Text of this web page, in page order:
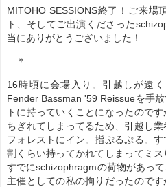
MITOHO SESSIONS終了！ご来場
ト、そしてご出演くださった
当にありがとうございました！
＊
16時頃に会場入り。引越しが遠
Fender Bassman '59 Reissueを手
トに持っていくことになったので
ちぎれてしまってるため、引越し
フォレストにイン。指ぷるぷる。
割くらい持ってかれてしまってミス
すでにschizophragmの荷物があっ
主催としての私の拘りだったので